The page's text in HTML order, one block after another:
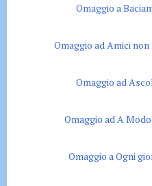
Omaggio a
Omaggio ad Amici
Omaggio ad
Omaggio ad A
Omaggio a Ogni